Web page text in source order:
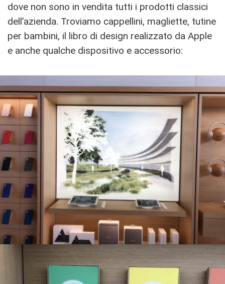
dove non sono in vendita tutti i prodotti classici
dell’azienda. Troviamo cappellini, magliette, tutine
per bambini, il libro di design realizzato da Apple
e anche qualche dispositivo e accessorio: